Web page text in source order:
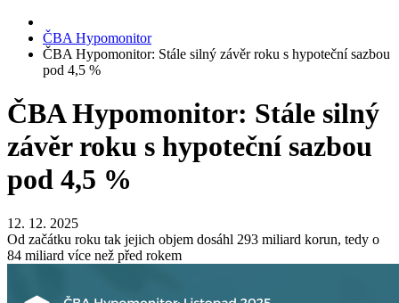
ČBA Hypomonitor
ČBA Hypomonitor: Stále silný závěr roku s hypoteční sazbou
pod 4,5 %
ČBA Hypomonitor: Stále silný
závěr roku s hypoteční sazbou
pod 4,5 %
12. 12. 2025
Od začátku roku tak jejich objem dosáhl 293 miliard korun, tedy o
84 miliard více než před rokem